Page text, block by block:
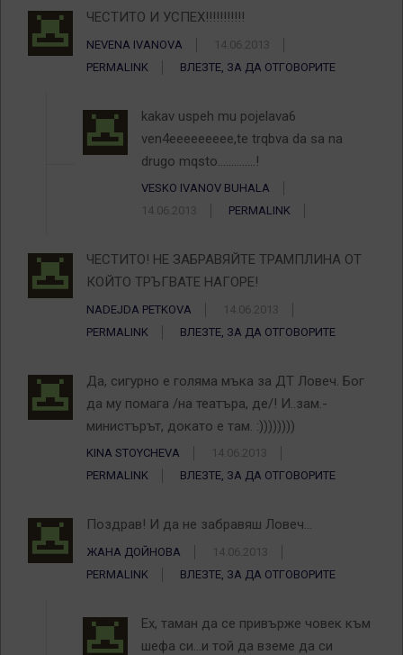
ЧЕСТИТО И УСПЕХ!!!!!!!!!!!
NEVENA IVANOVA
14.06.2013
PERMALINK
ВЛЕЗТЕ, ЗА ДА ОТГОВОРИТЕ
kakav uspeh mu pojelava6
ven4eeeeeeeee,te trqbva da sa na
drugo mqsto…………..!
VESKO IVANOV BUHALA
14.06.2013
PERMALINK
ЧЕСТИТО! НЕ ЗАБРАВЯЙТЕ ТРАМПЛИНА ОТ
КОЙТО ТРЪГВАТЕ НАГОРЕ!
NADEJDA PETKOVA
14.06.2013
PERMALINK
ВЛЕЗТЕ, ЗА ДА ОТГОВОРИТЕ
Да, сигурно е голяма мъка за ДТ Ловеч. Бог
да му помага /на театъра, де/! И..зам.-
министърът, докато е там. :))))))))
KINA STOYCHEVA
14.06.2013
PERMALINK
ВЛЕЗТЕ, ЗА ДА ОТГОВОРИТЕ
Поздрав! И да не забравяш Ловеч…
ЖАНА ДОЙНОВА
14.06.2013
PERMALINK
ВЛЕЗТЕ, ЗА ДА ОТГОВОРИТЕ
Ех, таман да се привърже човек към
шефа си…и той да вземе да си